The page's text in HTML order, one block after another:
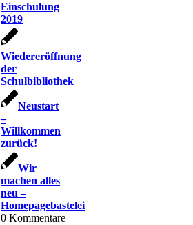
Einschulung
2019
Wiedereröffnung
der
Schulbibliothek
Neustart
–
Willkommen
zurück!
Wir
machen alles
neu –
Homepagebastelei
0 Kommentare